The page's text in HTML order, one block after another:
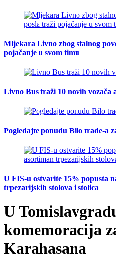
Mljekara Livno zbog stalnog
pojačanje u svom timu
Livno Bus traži 10 novih vozača
Pogledajte ponudu Bilo trade-a
U FIS-u ostvarite 15% popusta
trpezarijskih stolova i stolica
U
komemoracija
Karahasana